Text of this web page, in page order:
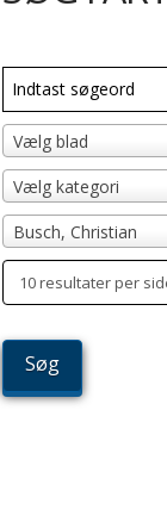
Vælg blad
Vælg kategori
Busch, Christian